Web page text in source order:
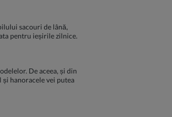
sacouri de lână,
pentru ieșirile zilnice.
De aceea, și din
hanoracele vei putea